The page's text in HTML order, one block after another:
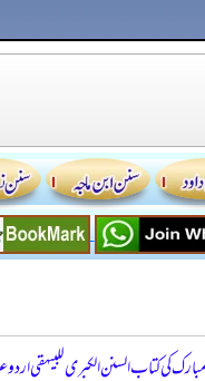
مبارک کی کتاب السنن الكبرى